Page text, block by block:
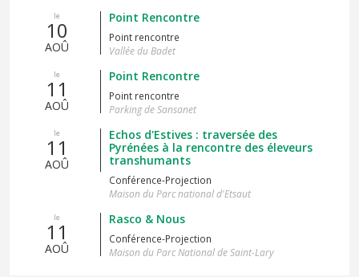
le
10
AOÛ
Point Rencontre
Point rencontre
Vallée du Badet
le
11
AOÛ
Point Rencontre
Point rencontre
Parking de Sansanet
le
11
AOÛ
Echos d'Estives : traversée des
Pyrénées à la rencontre des éleveurs
transhumants
Conférence-Projection
Maison du Parc national d'Etsaut
le
11
AOÛ
Rasco & Nous
Conférence-Projection
Maison du Parc National de Saint-Lary